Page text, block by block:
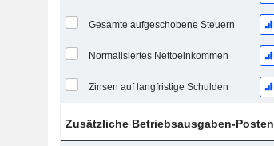
Gesamte aufgeschobene Steuern
Normalisiertes Nettoeinkommen
Zinsen auf langfristige Schulden
Zusätzliche Betriebsausgaben-Posten